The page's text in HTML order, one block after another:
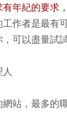
年紀的要求
工作者是最
可以盡量試試
站，最多的